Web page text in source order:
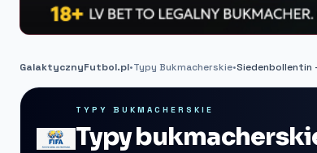
GalaktycznyFutbol.pl•Typy Bukmacherskie•Siedenbollentin
TYPY BUKMACHERSKIE
Typy